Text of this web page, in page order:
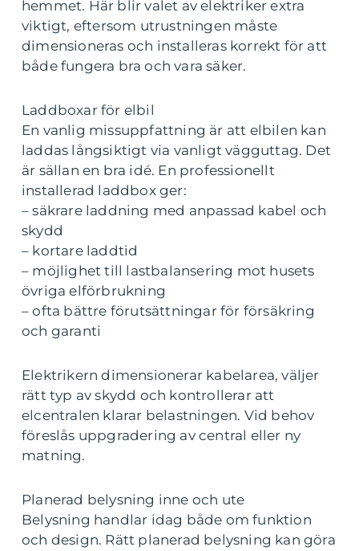
hemmet. Här blir valet av elektriker extra
viktigt, eftersom utrustningen måste
dimensioneras och installeras korrekt för att
både fungera bra och vara säker.
Laddboxar för elbil
En vanlig missuppfattning är att elbilen kan
laddas långsiktigt via vanligt vägguttag. Det
är sällan en bra idé. En professionellt
installerad laddbox ger:
– säkrare laddning med anpassad kabel och
skydd
– kortare laddtid
– möjlighet till lastbalansering mot husets
övriga elförbrukning
– ofta bättre förutsättningar för försäkring
och garanti
Elektrikern dimensionerar kabelarea, väljer
rätt typ av skydd och kontrollerar att
elcentralen klarar belastningen. Vid behov
föreslås uppgradering av central eller ny
matning.
Planerad belysning inne och ute
Belysning handlar idag både om funktion
och design. Rätt planerad belysning kan göra